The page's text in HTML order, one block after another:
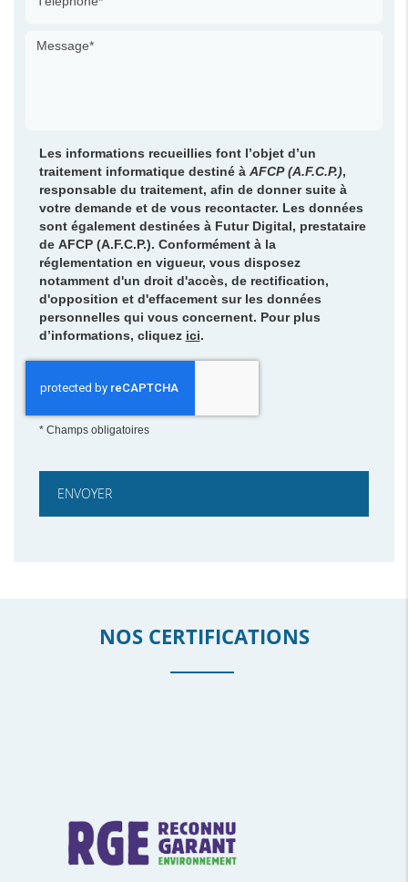
Les informations recueillies font l’objet d’un
traitement informatique destiné àAFCP (A.F.C.P.),
responsable du traitement, afin de donner suite à
votre demande et de vous recontacter. Les données
sont également destinées à Futur Digital, prestataire
de AFCP (A.F.C.P.). Conformément à la
réglementation en vigueur, vous disposez
notamment d'un droit d'accès, de rectification,
d'opposition et d'effacement sur les données
personnelles qui vous concernent. Pour plus
d’informations, cliquez ici.
* Champs obligatoires
NOS CERTIFICATIONS